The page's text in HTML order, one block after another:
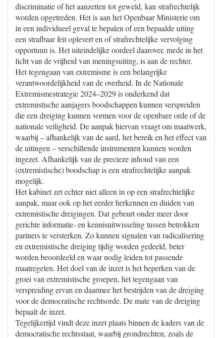
discriminatie of het aanzetten tot geweld, kan strafrechtelijk
worden opgetreden. Het is aan het Openbaar Ministerie om
in een individueel geval te bepalen of een bepaalde uiting
een strafbaar feit oplevert en of strafrechtelijke vervolging
opportuun is. Het uiteindelijke oordeel daarover, mede in het
licht van de vrijheid van meningsuiting, is aan de rechter.
Het tegengaan van extremisme is een belangrijke
verantwoordelijkheid van de overheid. In de Nationale
Extremismestrategie 2024–2029 is onderkend dat
extremistische aanjagers boodschappen kunnen verspreiden
die een dreiging kunnen vormen voor de openbare orde of de
nationale veiligheid. De aanpak hiervan vraagt om maatwerk,
waarbij – afhankelijk van de aard, het bereik en het effect van
de uitingen – verschillende instrumenten kunnen worden
ingezet. Afhankelijk van de precieze inhoud van een
(extremistische) boodschap is een strafrechtelijke aanpak
mogelijk.
Het kabinet zet echter niet alleen in op een strafrechtelijke
aanpak, maar ook op het eerder herkennen en duiden van
extremistische dreigingen. Dat gebeurt onder meer door
gerichte informatie- en kennisuitwisseling tussen betrokken
partners te versterken. Zo kunnen signalen van radicalisering
en extremistische dreiging tijdig worden gedeeld, beter
worden beoordeeld en waar nodig leiden tot passende
maatregelen. Het doel van de inzet is het beperken van de
groei van extremistische groepen, het tegengaan van
verspreiding ervan en daarmee het bestrijden van de dreiging
voor de democratische rechtsorde. De mate van de dreiging
bepaalt de inzet.
Tegelijkertijd vindt deze inzet plaats binnen de kaders van de
democratische rechtsstaat, waarbij grondrechten, zoals de